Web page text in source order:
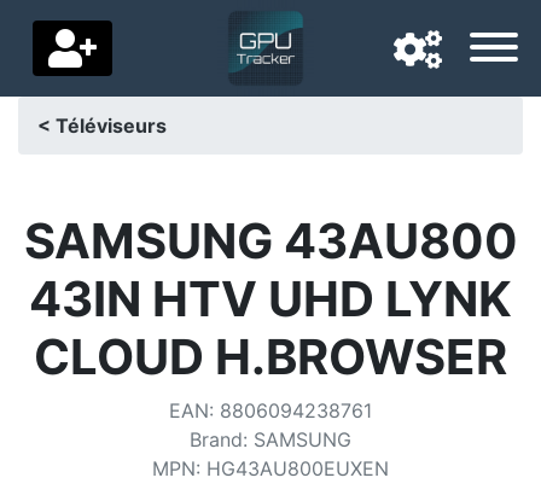
Pays de livraison
Accueil
Baisses de prix
Paramètres
< Téléviseurs
SAMSUNG 43AU800
43IN HTV UHD LYNK
CLOUD H.BROWSER
EAN: 8806094238761
Brand: SAMSUNG
MPN: HG43AU800EUXEN